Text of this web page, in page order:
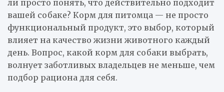
ли просто понять, что действительно подходит
вашей собаке? Корм для питомца — не просто
функциональный продукт, это выбор, который
влияет на качество жизни животного каждый
день. Вопрос, какой корм для собаки выбрать,
волнует заботливых владельцев не меньше, чем
подбор рациона для себя.